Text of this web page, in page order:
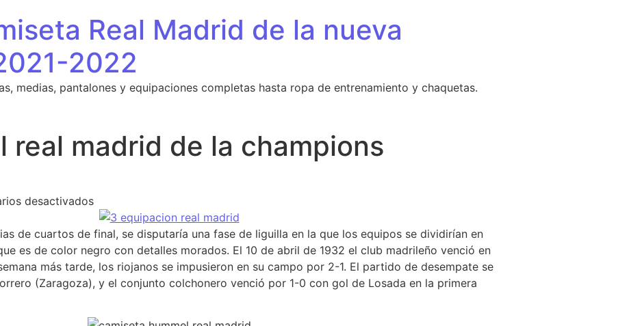
Real Madrid de la nueva
2022
medias, pantalones y equipaciones completas hasta ropa de entrenamiento y chaquetas.
real madrid de la champions
desactivadosen camiseta del real madrid de la champions
de cuartos de final, se disputaría una fase de liguilla en la que los equipos se dividirían en
es de color negro con detalles morados. El 10 de abril de 1932 el club madrileño venció en
más tarde, los riojanos se impusieron en su campo por 2-1. El partido de desempate se
(Zaragoza), y el conjunto colchonero venció por 1-0 con gol de Losada en la primera